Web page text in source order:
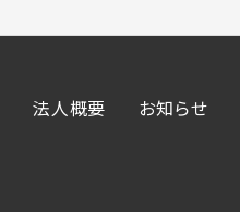
法人概要 お知らせ